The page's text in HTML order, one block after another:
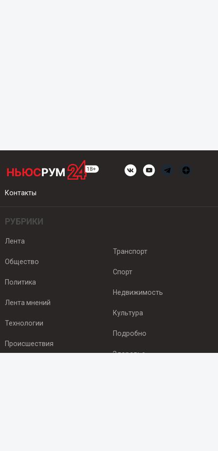
Контакты
РУБРИКИ
Лента
Общество
Политика
Лента мнений
Технологии
Происшествия
Транспорт
Спорт
Недвижимость
Культура
Подробно
Здоровье